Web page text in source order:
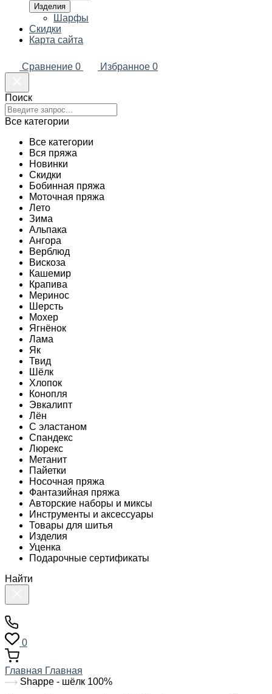
Изделия
Шарфы
Скидки
Карта сайта
Сравнение 0 Избранное 0
Поиск
Все категории
Все категории
Вся пряжа
Новинки
Скидки
Бобинная пряжа
Моточная пряжа
Лето
Зима
Альпака
Ангора
Верблюд
Вискоза
Кашемир
Крапива
Меринос
Шерсть
Мохер
Ягнёнок
Лама
Як
Твид
Шёлк
Хлопок
Конопля
Эвкалипт
Лён
C эластаном
Спандекс
Люрекс
Метанит
Пайетки
Носочная пряжа
Фантазийная пряжа
Авторские наборы и миксы
Инструменты и аксессуары
Товары для шитья
Изделия
Уценка
Подарочные сертификаты
Найти
0
Главная Главная
Shappe - шёлк 100%